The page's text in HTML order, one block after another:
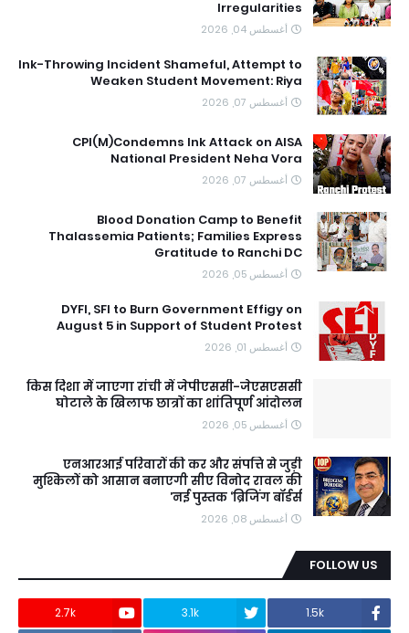
Irregularities
أغسطس 04, 2026
Ink-Throwing Incident Shameful, Attempt to
Weaken Student Movement: Riya
أغسطس 07, 2026
CPI(M)Condemns Ink Attack on AISA
National President Neha Vora
أغسطس 07, 2026
Blood Donation Camp to Benefit
Thalassemia Patients; Families Express
Gratitude to Ranchi DC
أغسطس 05, 2026
DYFI, SFI to Burn Government Effigy on
August 5 in Support of Student Protest
أغسطس 01, 2026
किस दिशा में जाएगा रांची में जेपीएससी-जेएसएससी
घोटाले के खिलाफ छात्रों का शांतिपूर्ण आंदोलन
أغسطس 05, 2026
एनआरआई परिवारों की कर और संपत्ति से जुड़ी
मुश्किलों को आसान बनाएगी सीए विनोद रावल की
नई पुस्तक ‘ब्रिजिंग बॉर्डर्स’
أغسطس 08, 2026
FOLLOW US
1.5k
3.1k
2.7k